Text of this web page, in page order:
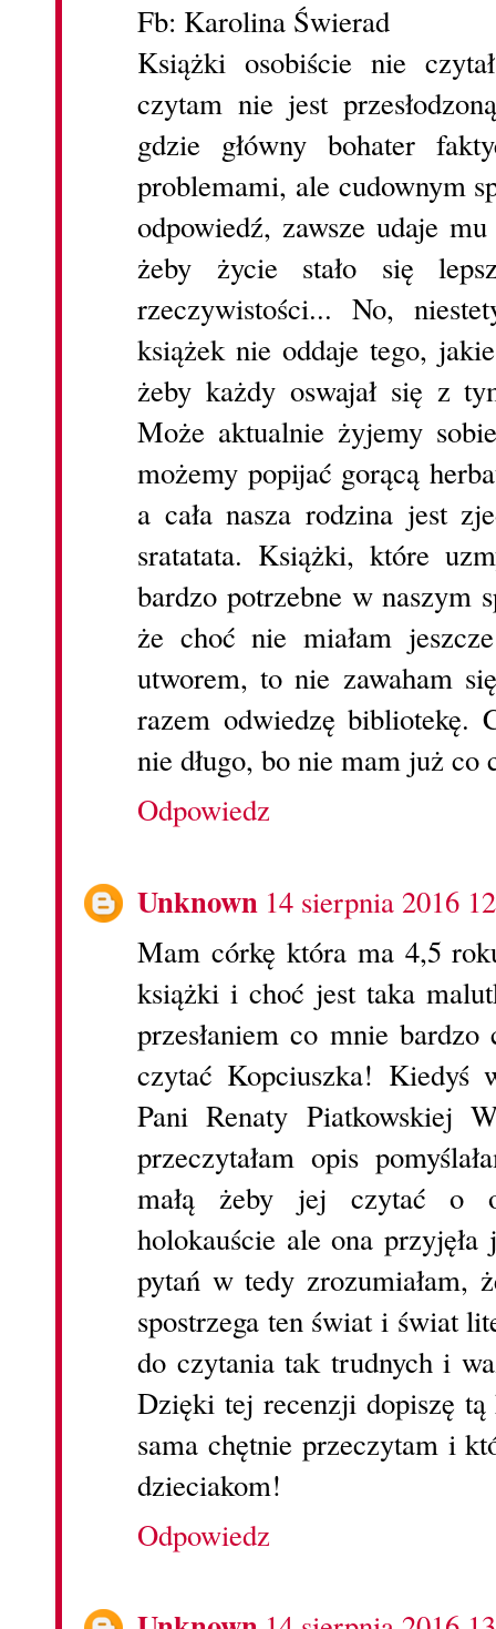
Fb: Karolina Świerad
Książki osobiście nie
czytam nie jest
gdzie główny bohater
problemami, ale cudownym
odpowiedź, zawsze udaje
żeby życie stało się
rzeczywistości... No,
książek nie oddaje tego,
żeby każdy oswajał się z
Może aktualnie żyjemy
możemy popijać gorącą
a cała nasza rodzina jest
sratatata. Książki, które
bardzo potrzebne w naszym
że choć nie miałam
utworem, to nie zawaham
razem odwiedzę bibliotekę.
nie długo, bo nie mam już co
Odpowiedz
Unknown 14 sierpnia 2016
Mam córkę która ma 4,5
książki i choć jest taka
przesłaniem co mnie
czytać Kopciuszka! Kiedyś
Pani Renaty Piatkowskiej
przeczytałam opis
małą żeby jej czytać o
holokauście ale ona
pytań w tedy zrozumiałam,
spostrzega ten świat i świat
do czytania tak trudnych i
Dzięki tej recenzji dopiszę
sama chętnie przeczytam i
dzieciakom!
Odpowiedz